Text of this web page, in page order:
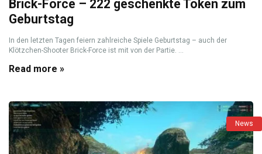
Brick-Force – 222 geschenkte Token zum
Geburtstag
In den letzten Tagen feiern zahlreiche Spiele Geburtstag – auch der
Klötzchen-Shooter Brick-Force ist mit von der Partie. ...
Read more »
News